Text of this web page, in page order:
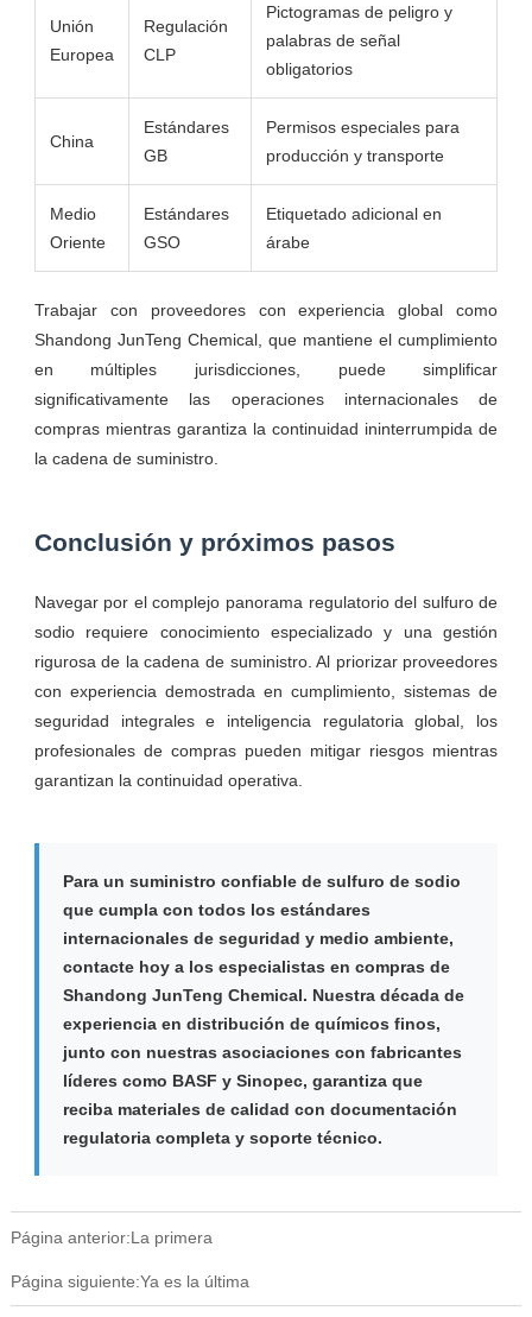
Unión
Europea
Regulación
CLP
Pictogramas de peligro y
palabras de señal
obligatorios
China
Estándares
GB
Permisos especiales para
producción y transporte
Medio
Oriente
Estándares
GSO
Etiquetado adicional en
árabe
Trabajar con proveedores con experiencia global como
Shandong JunTeng Chemical, que mantiene el cumplimiento
en múltiples jurisdicciones, puede simplificar
significativamente las operaciones internacionales de
compras mientras garantiza la continuidad ininterrumpida de
la cadena de suministro.
Conclusión y próximos pasos
Navegar por el complejo panorama regulatorio del sulfuro de
sodio requiere conocimiento especializado y una gestión
rigurosa de la cadena de suministro. Al priorizar proveedores
con experiencia demostrada en cumplimiento, sistemas de
seguridad integrales e inteligencia regulatoria global, los
profesionales de compras pueden mitigar riesgos mientras
garantizan la continuidad operativa.
Para un suministro confiable de sulfuro de sodio
que cumpla con todos los estándares
internacionales de seguridad y medio ambiente,
contacte hoy a los especialistas en compras de
Shandong JunTeng Chemical. Nuestra década de
experiencia en distribución de químicos finos,
junto con nuestras asociaciones con fabricantes
líderes como BASF y Sinopec, garantiza que
reciba materiales de calidad con documentación
regulatoria completa y soporte técnico.
Página anterior:La primera
Página siguiente:Ya es la última